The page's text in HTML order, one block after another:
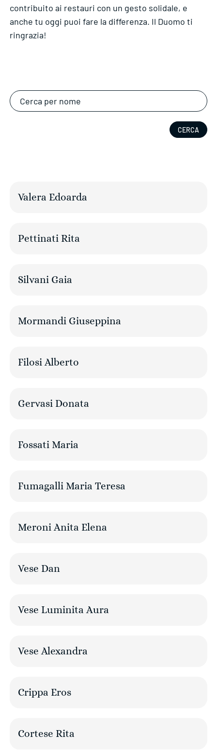
contribuito ai restauri con un gesto solidale, e
anche tu oggi puoi fare la differenza. Il Duomo ti
ringrazia!
Valera Edoarda
Pettinati Rita
Silvani Gaia
Mormandi Giuseppina
Filosi Alberto
Gervasi Donata
Fossati Maria
Fumagalli Maria Teresa
Meroni Anita Elena
Vese Dan
Vese Luminita Aura
Vese Alexandra
Crippa Eros
Cortese Rita